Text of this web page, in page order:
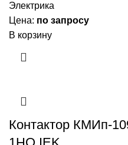
Электрика
Цена: по запросу
В корзину
Контактор КМИп-